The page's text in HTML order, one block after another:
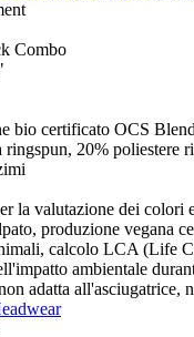
Combo
bio certificato OCS
ringspun, 20% poliestere
la valutazione dei colori
produzione vegana
calcolo LCA (Life
ambientale
adatta all'asciugatrice,